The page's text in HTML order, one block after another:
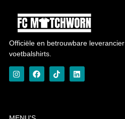
Officiële en betrouwbare
voetbalshirts.